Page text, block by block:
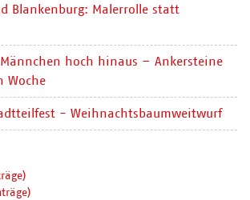
Blankenburg: Malerrolle statt
hoch hinaus – Ankersteine
Woche
- Weihnachtsbaumweitwurf